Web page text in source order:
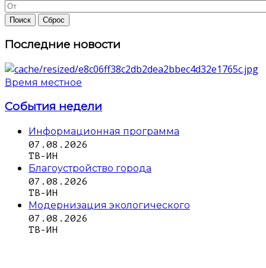
Последние новости
Время местное
События недели
Информационная программа
07.08.2026
ТВ-ИН
Благоустройство города
07.08.2026
ТВ-ИН
Модернизация экологического
07.08.2026
ТВ-ИН